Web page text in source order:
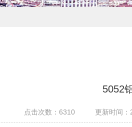
5052
点击次数： 6310 更新时间：